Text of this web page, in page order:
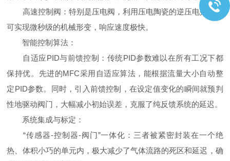
高速控制阀：特别是压电阀，利用压电陶瓷的逆压电效应，
可实现微秒级的机械形变，响应速度极快。
智能控制算法：
自适应PID与前馈控制：传统PID参数难以在所有工况下都
保持优。先进的MFC采用自适应算法，能根据流量大小自动整
定PID参数。同时，引入前馈控制，在设定值变化的瞬间就预判
性地驱动阀门，大幅减小初始误差，克服了纯反馈系统的延迟。
系统集成与标定：
“传感器-控制器-阀门”一体化：三者被紧密封装在一个绝
热、体积小巧的单元内，极大减少了气体流路的死区和延迟，确